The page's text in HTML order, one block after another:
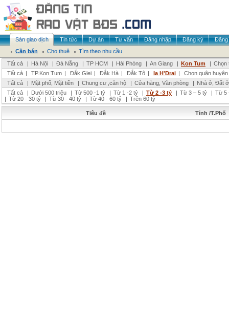
Sàn giao dịch Tin tức Dự án Tư vấn Đăng nhập Đăng ký
Đăng
Cần bán
Cho thuê
Tìm theo nhu cầu
Tất cả
| Hà Nội | Đà Nẵng | TP HCM | Hải Phòng | An Giang | Kon Tum | Chọn
Tất cả | TP.Kon Tum | Đắk Glei | Đắk Hà | Đắk Tô | Ia H'Drai |
Chọn quận
Tất cả
| Mặt phố, Mặt tiền | Chung cư ,căn hộ | Cửa hàng, Văn phòng | Nhà ở, Đất ở
Tất cả
| Dưới 500 triệu | Từ 500 -1 tỷ | Từ 1 -2 tỷ | Từ 2 -3 tỷ | Từ 3 – 5 tỷ | Từ 5
| Từ 20 - 30 tỷ | Từ 30 - 40 tỷ | Từ 40 - 60 tỷ | Trên 60 tỷ
Tiêu đề Tỉnh /T.Phố